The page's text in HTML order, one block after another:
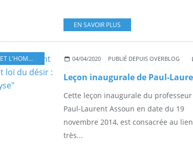
EN SAVOIR PLUS
ET L'HOMME DANS TOUT ÇÀ ? 04/04/2020 PUBLIÉ DEPUIS OVERBLOG
Cette leçon inaugurale du professeur
Paul-Laurent Assoun en date du 19
novembre 2014, est consacrée au lien
très...